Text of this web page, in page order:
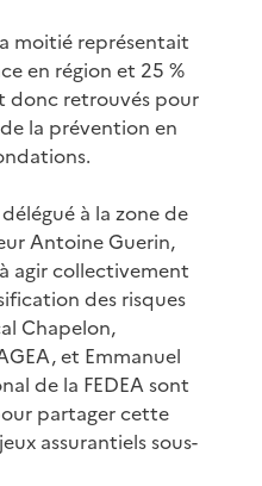
moitié représentait
en région et 25 %
donc retrouvés pour
la prévention en
à la zone de
Antoine Guerin,
agir collectivement
des risques
Chapelon,
et Emmanuel
de la FEDEA sont
partager cette
assurantiels sous-